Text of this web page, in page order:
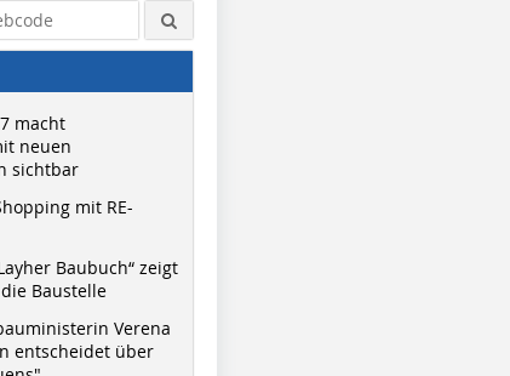
macht
neuen
sichtbar
mit RE-
Baubuch“ zeigt
Baustelle
Verena
entscheidet über